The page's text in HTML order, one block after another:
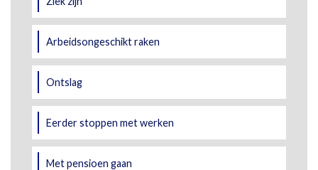
Arbeidsongeschikt raken
Ontslag
Eerder stoppen met werken
Met pensioen gaan